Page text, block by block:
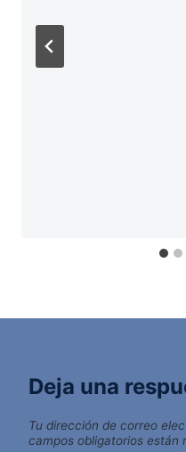
Deja una
Tu dirección de correo
campos obligatorios están